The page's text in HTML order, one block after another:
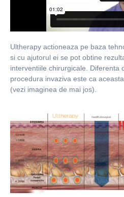
Ultherapy actioneaza pe baza
si cu ajutorul ei se pot obtine
interventiile chirurgicale. Diferenta
procedura invaziva este ca
(vezi imaginea de mai jos).